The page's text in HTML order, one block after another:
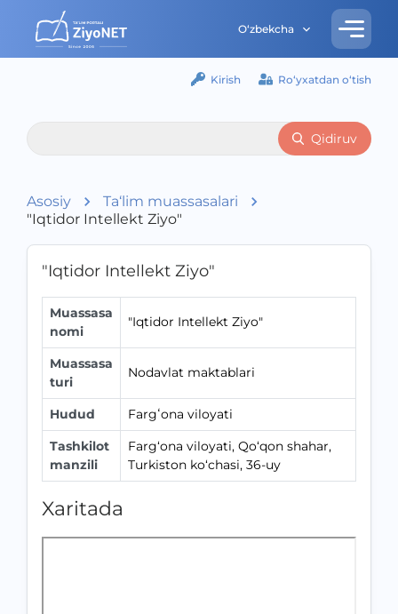
O‘zbekcha
Kirish Ro‘yxatdan o‘tish
Qidiruv
Asosiy
Ta‘lim muassasalari
"Iqtidor Intellekt Ziyo"
"Iqtidor Intellekt Ziyo"
Muassasa
nomi
"Iqtidor Intellekt Ziyo"
Muassasa
turi
Nodavlat maktablari
Hudud
Fargʻona viloyati
Tashkilot
manzili
Farg‘ona viloyati, Qo‘qon shahar,
Turkiston ko‘chasi, 36-uy
Xaritada